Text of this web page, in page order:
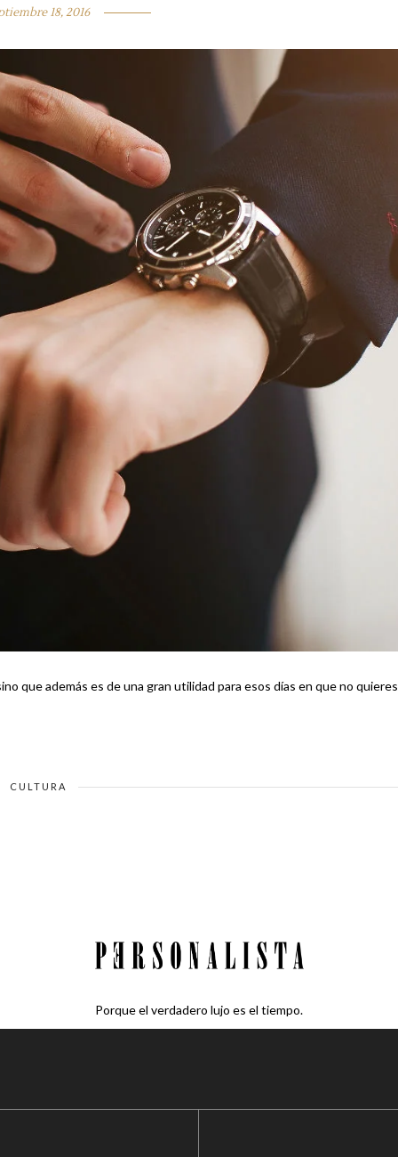
18, 2016
que además es de una gran utilidad para esos días en que no quieres
CULTURA
Porque el verdadero lujo es el tiempo.